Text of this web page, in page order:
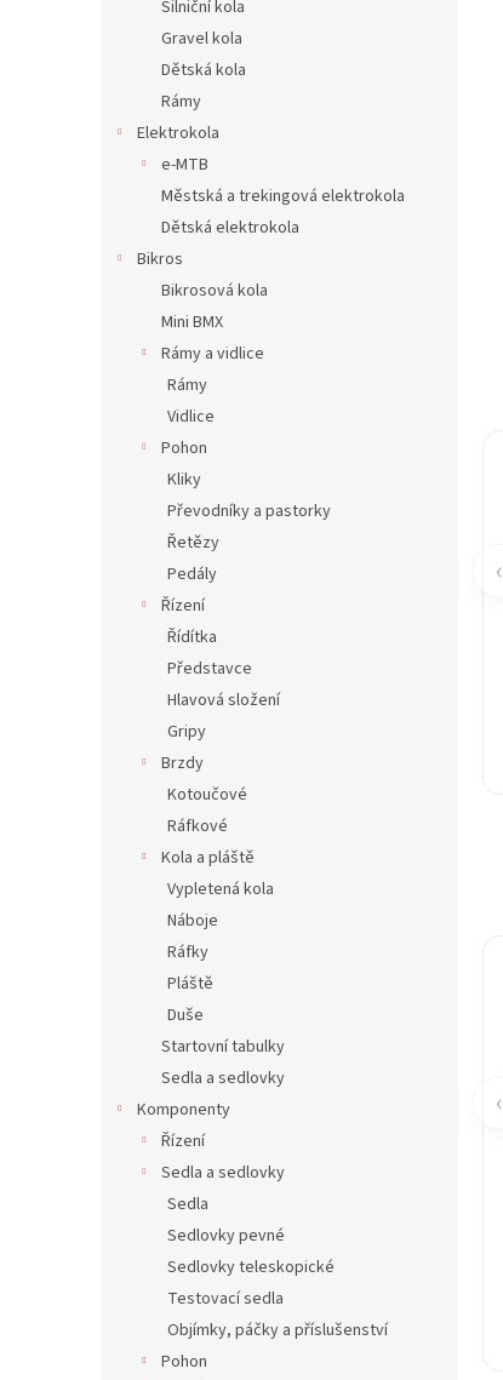
Silniční kola
Gravel kola
Dětská kola
Rámy
Elektrokola
e-MTB
Městská a trekingová elektrokola
Dětská elektrokola
Bikros
Bikrosová kola
Mini BMX
Rámy a vidlice
Rámy
Vidlice
Pohon
Kliky
Převodníky a pastorky
Řetězy
Pedály
Řízení
Řídítka
Představce
Hlavová složení
Gripy
Brzdy
Kotoučové
Ráfkové
Kola a pláště
Vypletená kola
Náboje
Ráfky
Pláště
Duše
Startovní tabulky
Sedla a sedlovky
Komponenty
Řízení
Sedla a sedlovky
Sedla
Sedlovky pevné
Sedlovky teleskopické
Testovací sedla
Objímky, páčky a příslušenství
Pohon
‹
‹